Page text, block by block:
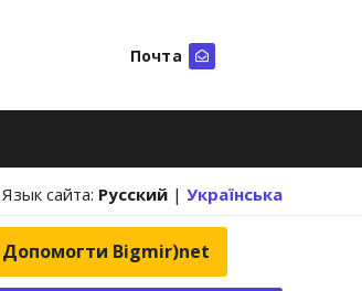
Почта
Язык сайта: Русский | Українська
Допомогти Bigmir)net